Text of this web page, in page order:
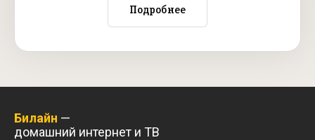
Подробнее
Билайн —
домашний интернет и ТВ